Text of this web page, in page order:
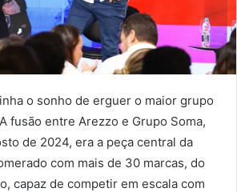
o sonho de erguer o maior grupo
fusão entre Arezzo e Grupo Soma,
de 2024, era a peça central da
com mais de 30 marcas, do
capaz de competir em escala com